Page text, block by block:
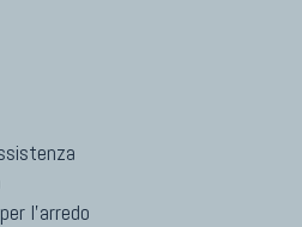
l'arredo